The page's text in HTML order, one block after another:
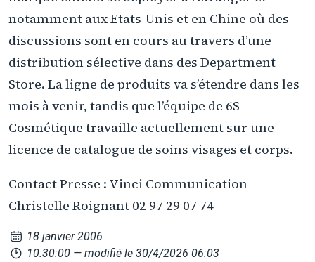
notamment aux Etats-Unis et en Chine où des
discussions sont en cours au travers d’une
distribution sélective dans des Department
Store. La ligne de produits va s’étendre dans les
mois à venir, tandis que l’équipe de 6S
Cosmétique travaille actuellement sur une
licence de catalogue de soins visages et corps.
Contact Presse : Vinci Communication
Christelle Roignant 02 97 29 07 74
18 janvier 2006
10:30:00 — modifié le 30/4/2026 06:03